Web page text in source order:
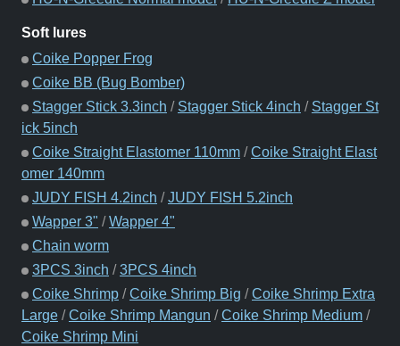
Soft lures
Coike Popper Frog
Coike BB (Bug Bomber)
Stagger Stick 3.3inch / Stagger Stick 4inch / Stagger St
ick 5inch
Coike Straight Elastomer 110mm /Coike Straight Elast
omer 140mm
JUDY FISH 4.2inch /JUDY FISH 5.2inch
Wapper 3" /Wapper 4"
Chain worm
3PCS 3inch /3PCS 4inch
Coike Shrimp /Coike Shrimp Big /Coike Shrimp Extra
Large /Coike Shrimp Mangun /Coike Shrimp Medium /
Coike Shrimp Mini